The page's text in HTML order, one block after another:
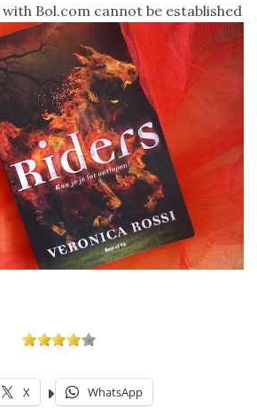
Bol.com cannot be established
X WhatsApp